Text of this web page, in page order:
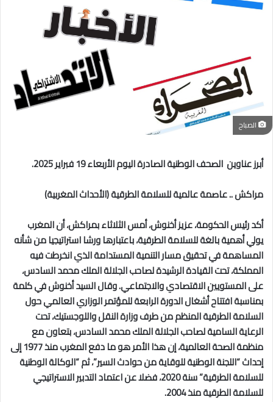
الصباح
أبرز عناوين الصحف الوطنية الصادرة اليوم الأربعاء 19 فبراير 2025.
مراكش .. عاصمة عالمية للسلامة الطرقية (الأحداث المغربية)
أكد رئيس الحكومة، عزيز أخنوش، أمس الثلاثاء بمراكش، أن المغرب
يولي أهمية بالغة للسلامة الطرقية، باعتبارها ورشا استراتيجيا من شأنه
المساهمة في تحقيق مسار التنمية المستدامة الذي انخرطت فيه
المملكة، تحت القيادة الرشيدة لصاحب الجلالة الملك محمد السادس،
على المستويين الاقتصادي والاجتماعي. وقال السيد أخنوش في كلمة
بمناسبة افتتاح أشغال الدورة الرابعة للمؤتمر الوزاري العالمي حول
السلامة الطرقية المنظم من طرف وزارة النقل واللوجستيك، تحت
الرعاية السامية لصاحب الجلالة الملك محمد السادس، بتعاون مع
منظمة الصحة العالمية، إن هذا الأمر هو ما دفع المغرب منذ 1977 إلى
إحداث “اللجنة الوطنية للوقاية من حوادث السير”، ثم “الوكالة الوطنية
للسلامة الطرقية” سنة 2020، فضلا عن اعتماد التدبير الاستراتيجي
للسلامة الطرقية منذ 2004.